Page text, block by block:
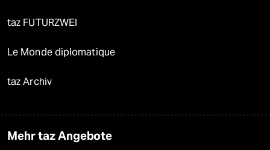
taz FUTURZWEI
Le Monde diplomatique
taz Archiv
Mehr taz Angebote